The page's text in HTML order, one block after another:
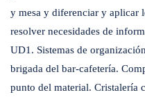
y mesa y diferenciar y aplicar
resolver necesidades de
UD1. Sistemas de
brigada del bar-cafetería.
punto del material. Cristalería